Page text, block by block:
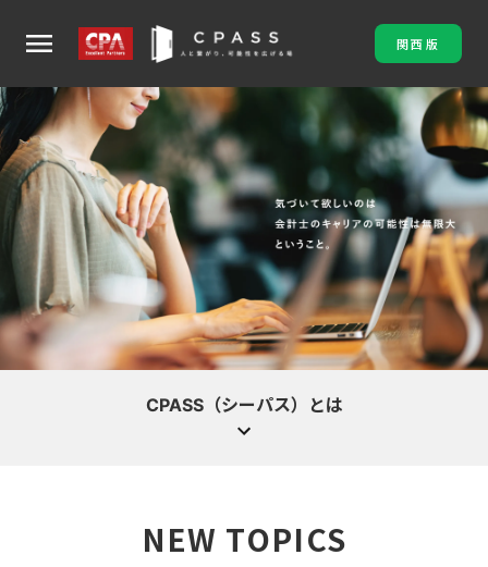
menu 関西版
CPASS（シーパス）とは
NEW TOPICS